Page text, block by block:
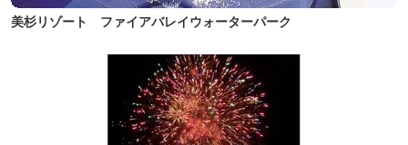
美杉リゾート ファイアバレイウォーターパーク